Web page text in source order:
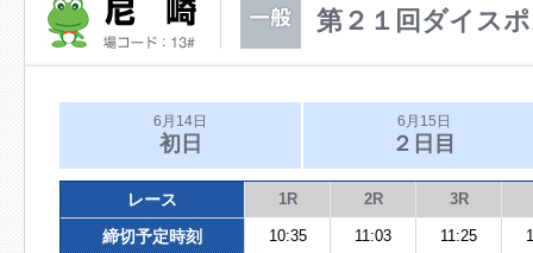
第２１回ダイス
6月14日
初日
6月15日
２日目
レース 1R 2R 3R
締切予定時刻 10:35 11:03 11:25